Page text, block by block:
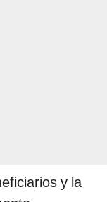
y la